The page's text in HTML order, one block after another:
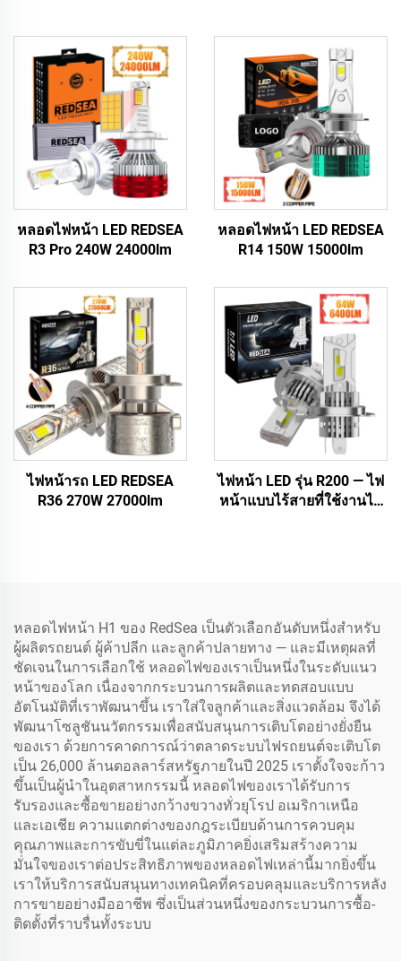
หลอดไฟหน้า LED REDSEA
R3 Pro 240W 24000lm
หลอดไฟหน้า LED REDSEA
R14 150W 15000lm
ไฟหน้ารถ LED REDSEA
R36 270W 27000lm
ไฟหน้า LED รุ่น R200 — ไฟ
หน้าแบบไร้สายที่ใช้งานได้
หลอดไฟหน้า H1 ของ RedSea เป็นตัวเลือกอันดับหนึ่งสำหรับ
ผู้ผลิตรถยนต์ ผู้ค้าปลีก และลูกค้าปลายทาง — และมีเหตุผลที่
ชัดเจนในการเลือกใช้ หลอดไฟของเราเป็นหนึ่งในระดับแนว
หน้าของโลก เนื่องจากกระบวนการผลิตและทดสอบแบบ
อัตโนมัติที่เราพัฒนาขึ้น เราใส่ใจลูกค้าและสิ่งแวดล้อม จึงได้
พัฒนาโซลูชันนวัตกรรมเพื่อสนับสนุนการเติบโตอย่างยั่งยืน
ของเรา ด้วยการคาดการณ์ว่าตลาดระบบไฟรถยนต์จะเติบโต
เป็น 26,000 ล้านดอลลาร์สหรัฐภายในปี 2025 เราตั้งใจจะก้าว
ขึ้นเป็นผู้นำในอุตสาหกรรมนี้ หลอดไฟของเราได้รับการ
รับรองและซื้อขายอย่างกว้างขวางทั่วยุโรป อเมริกาเหนือ
และเอเชีย ความแตกต่างของกฎระเบียบด้านการควบคุม
คุณภาพและการขับขี่ในแต่ละภูมิภาคยิ่งเสริมสร้างความ
มั่นใจของเราต่อประสิทธิภาพของหลอดไฟเหล่านี้มากยิ่งขึ้น
เราให้บริการสนับสนุนทางเทคนิคที่ครอบคลุมและบริการหลัง
การขายอย่างมืออาชีพ ซึ่งเป็นส่วนหนึ่งของกระบวนการซื้อ-
ติดตั้งที่ราบรื่นทั้งระบบ